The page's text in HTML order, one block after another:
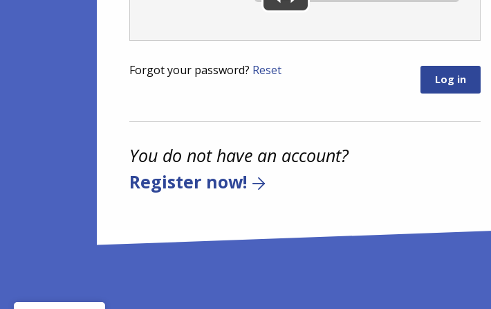
Forgot your password? Reset
You do not have an account?
Register now!